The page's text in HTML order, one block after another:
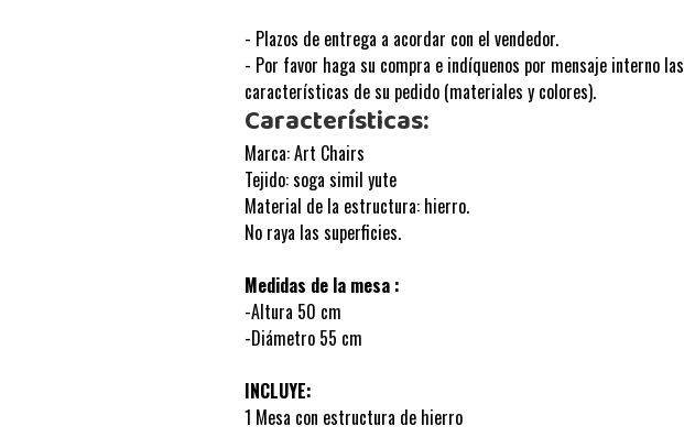
- Plazos de entrega a acordar con el vendedor.
- Por favor haga su compra e indíquenos por mensaje interno las
características de su pedido (materiales y colores).
Características:
Marca: Art Chairs
Tejido: soga simil yute
Material de la estructura: hierro.
No raya las superficies.
Medidas de la mesa :
-Altura 50 cm
-Diámetro 55 cm
INCLUYE:
1 Mesa con estructura de hierro